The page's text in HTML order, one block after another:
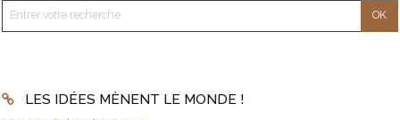
LES IDÉES MÈNENT LE MONDE !